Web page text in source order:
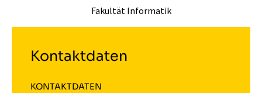
Fakultät Informatik
Kontaktdaten
KONTAKTDATEN